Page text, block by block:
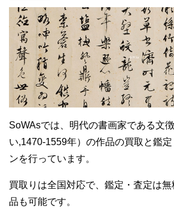
SoWAsでは、明代の書画家である文
い,1470-1559年）の作品の買取と鑑
ンを行っています。
買取りは全国対応で、鑑定・査定は
品も可能です。